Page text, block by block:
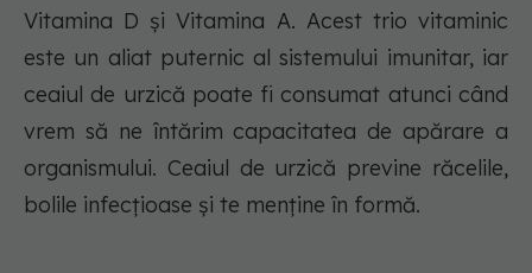
Vitamina D și Vitamina A. Acest trio vitaminic
este un aliat puternic al sistemului imunitar, iar
ceaiul de urzică poate fi consumat atunci când
vrem să ne întărim capacitatea de apărare a
organismului. Ceaiul de urzică previne răcelile,
bolile infecțioase și te menține în formă.